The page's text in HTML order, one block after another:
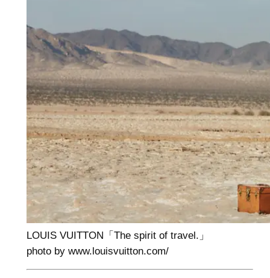
LOUIS VUITTON「The spirit of travel.」
photo by www.louisvuitton.com/‎